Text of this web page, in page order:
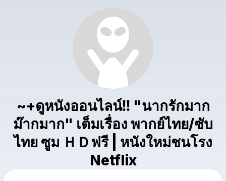
~+ดูหนังออนไลน์‼️ "นากรักมาก
ม๊ากมาก" เต็มเรื่อง พากย์ไทย/ซับ
ไทย ซูม ＨＤฟรี | หนังใหม่ชนโรง
Netflix